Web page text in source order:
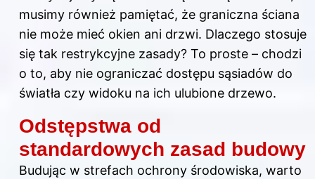
musimy również pamiętać, że graniczna ściana
nie może mieć okien ani drzwi. Dlaczego stosuje
się tak restrykcyjne zasady? To proste – chodzi
o to, aby nie ograniczać dostępu sąsiadów do
światła czy widoku na ich ulubione drzewo.
Odstępstwa od
standardowych zasad budowy
Budując w strefach ochrony środowiska, warto